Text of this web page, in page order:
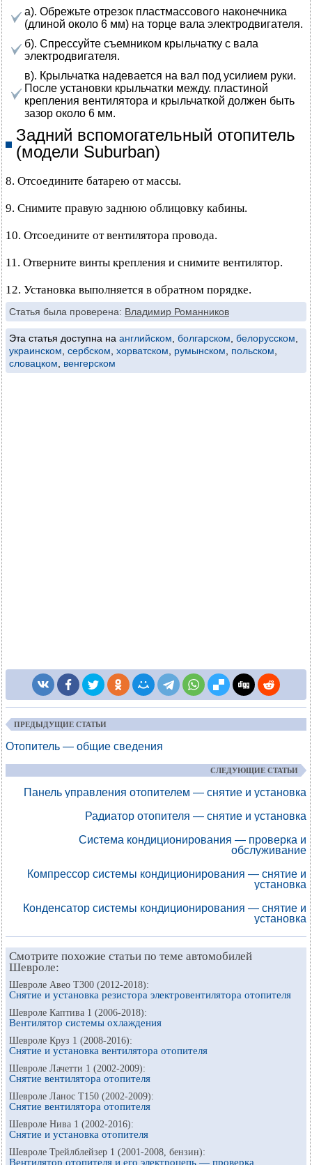
а). Обрежьте отрезок пластмассового наконечника
(длиной около 6 мм) на торце вала электродвигателя.
б). Спрессуйте съемником крыльчатку с вала
электродвигателя.
в). Крыльчатка надевается на вал под усилием руки.
После установки крыльчатки между. пластиной
крепления вентилятора и крыльчаткой должен быть
зазор около 6 мм.
Задний вспомогательный отопитель
(модели Suburban)
8. Отсоедините батарею от массы.
9. Снимите правую заднюю облицовку кабины.
10. Отсоедините от вентилятора провода.
11. Отверните винты крепления и снимите вентилятор.
12. Установка выполняется в обратном порядке.
Статья была проверена: Владимир Романников
Эта статья доступна на английском болгарском белорусском
украинском сербском хорватском румынском польском
словацком
венгерском
ПРЕДЫДУЩИЕ СТАТЬИ
Отопитель — общие сведения
СЛЕДУЮЩИЕ СТАТЬИ
Панель управления отопителем — снятие и установка
Радиатор отопителя — снятие и установка
Система кондиционирования — проверка и
обслуживание
Компрессор системы кондиционирования — снятие и
установка
Конденсатор системы кондиционирования — снятие и
установка
Смотрите похожие статьи по теме автомобилей
Шевроле:
Шевроле Авео Т300 (2012-2018):
Снятие и установка резистора электровентилятора отопителя
Шевроле Каптива 1 (2006-2018):
Вентилятор системы охлаждения
Шевроле Круз 1 (2008-2016):
Снятие и установка вентилятора отопителя
Шевроле Лачетти 1 (2002-2009):
Снятие вентилятора отопителя
Шевроле Ланос Т150 (2002-2009):
Снятие вентилятора отопителя
Шевроле Нива 1 (2002-2016):
Снятие и установка отопителя
Шевроле Трейлблейзер 1 (2001-2008, бензин):
Вентилятор отопителя и его электроцепь — проверка